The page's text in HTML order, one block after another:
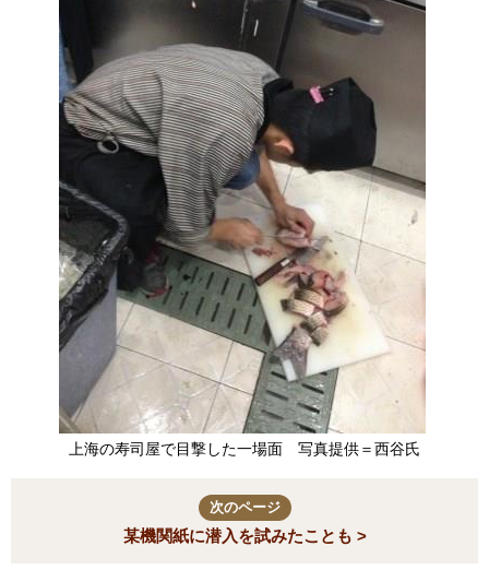
上海の寿司屋で目撃した一場面 写真提供＝西谷氏
次のページ
某機関紙に潜入を試みたことも >